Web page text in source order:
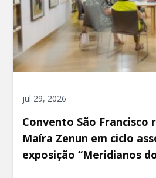
jul 29, 2026
Convento São Francisco
Maíra Zenun em ciclo
exposição “Meridianos